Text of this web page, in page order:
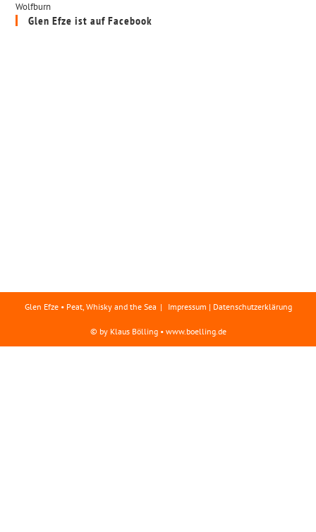
Wolfburn
Glen Efze ist auf Facebook
Glen Efze • Peat, Whisky and the Sea Impressum | Datenschutzerklärung
© by Klaus Bölling • www.boelling.de